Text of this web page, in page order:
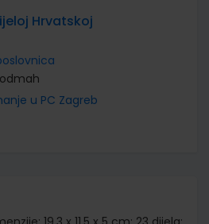
Hrvatskoj
u PC Zagreb